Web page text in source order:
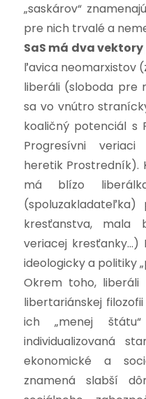
„saskárov“
pre nich trvalé a
SaS má dva
ľavica neomarxistov
liberáli (sloboda pre
sa vo vnútro
koaličný potenciál s
Progresívni veriaci
heretik Prostredník).
má blízo
kresťanstva, mala
veriacej kresťanky…)
ideologicky a politiky
Okrem toho, liberáli
libertariánskej
ich „menej
individualizovaná
ekonomické a
znamená slabší